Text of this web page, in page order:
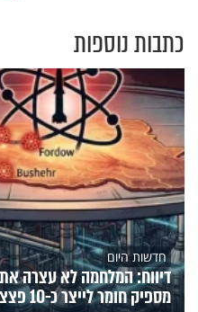
כתבות נוספות
חדשות היום
דיווח: המלחמה לא עצרה את
מספיק חומר לייצר כ-10 פצצות